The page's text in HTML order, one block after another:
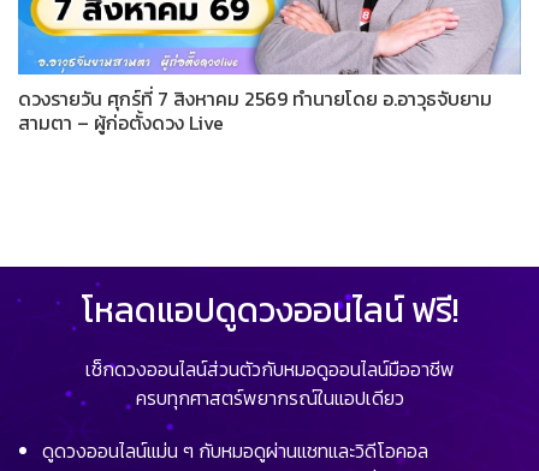
ดวงรายวัน ศุกร์ที่ 7 สิงหาคม 2569 ทำนายโดย อ.อาวุธจับยาม
สามตา – ผู้ก่อตั้งดวง Live
โหลดแอปดูดวงออนไลน์ ฟรี!
เช็กดวงออนไลน์ส่วนตัวกับหมอดูออนไลน์มืออาชีพ
ครบทุกศาสตร์พยากรณ์ในแอปเดียว
ดูดวงออนไลน์แม่น ๆ กับหมอดูผ่านแชทและวิดีโอคอล